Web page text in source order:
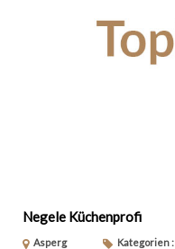
Negele Küchenprofi
Asperg Kategorien :